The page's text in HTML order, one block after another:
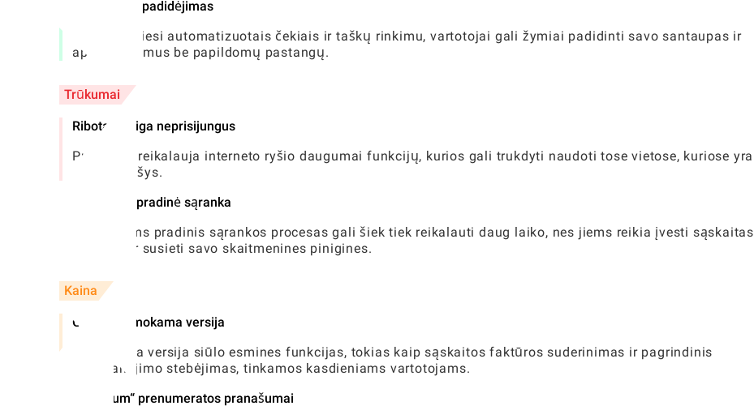
Sutaupymo padidėjimas
Naudodamiesi automatizuotais čekiais ir taškų rinkimu, vartotojai gali žymiai padidinti savo santaupas ir
apdovanojimus be papildomų pastangų.
Trūkumai
Ribota prieiga neprisijungus
Programa reikalauja interneto ryšio daugumai funkcijų, kurios gali trukdyti naudoti tose vietose, kuriose yra
menkas ryšys.
Reikalinga pradinė sąranka
Vartotojams pradinis sąrankos procesas gali šiek tiek reikalauti daug laiko, nes jiems reikia įvesti sąskaitas
faktūras ir susieti savo skaitmenines pinigines.
Kaina
Galima nemokama versija
Nemokama versija siūlo esmines funkcijas, tokias kaip sąskaitos faktūros suderinimas ir pagrindinis
apdovanojimo stebėjimas, tinkamos kasdieniams vartotojams.
„Premium“ prenumeratos pranašumai